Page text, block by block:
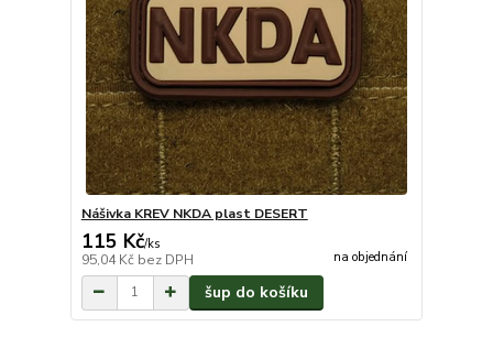
Nášivka KREV NKDA plast DESERT
115 Kč/ks
95,04 Kč bez DPH na objednání
šup do košíku